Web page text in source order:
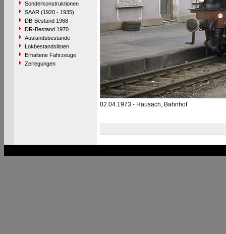
Sonderkonstruktionen
SAAR (1920 - 1935)
DB-Bestand 1968
DR-Bestand 1970
Auslandsbestände
Lokbestandslisten
Erhaltene Fahrzeuge
Zerlegungen
02.04.1973 - Hausach, Bahnhof